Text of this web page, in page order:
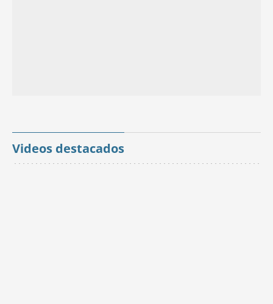
Videos destacados